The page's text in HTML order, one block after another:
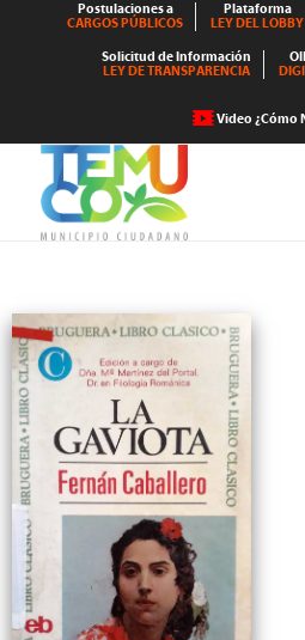
Postulaciones a
CARGOS PÚBLICOS
Plataforma
LEY DEL LOBBY
Solicitud de Información
LEY DE TRANSPARENCIA
Video ¿Cómo